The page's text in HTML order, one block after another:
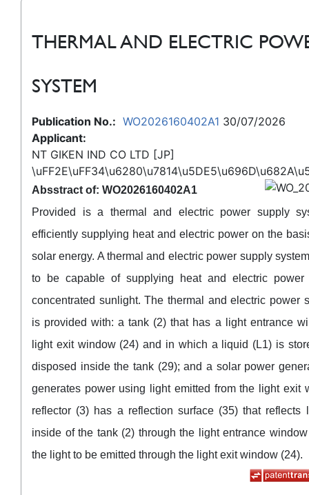
THERMAL AND ELECTRIC
SYSTEM
Publication No.: WO2026160402A1 30/07/2026
Applicant:
NT GIKEN IND CO LTD [JP]
Absstract of: WO2026160402A1
Provided is a thermal and electric power supply
efficiently supplying heat and electric power on the
solar energy. A thermal and electric power supply
to be capable of supplying heat and electric
concentrated sunlight. The thermal and electric power
is provided with: a tank (2) that has a light entrance
light exit window (24) and in which a liquid (L1) is
disposed inside the tank (29); and a solar power
generates power using light emitted from the light exit
reflector (3) has a reflection surface (35) that reflects
inside of the tank (2) through the light entrance
the light to be emitted through the light exit window (24).